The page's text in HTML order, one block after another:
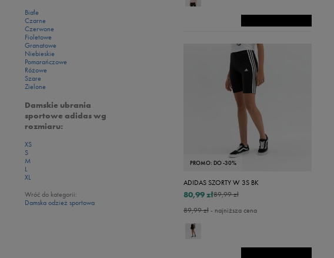
PROMO: DO -30%
ADIDAS SZORTY W 3S BK
89,99 zł
80,99 zł
89,99 zł- najniższa cena
Białe
Czarne
Czerwone
Fioletowe
Granatowe
Niebieskie
Pomarańczowe
Różowe
Szare
Zielone
Damskie ubrania
sportowe adidas wg
rozmiaru:
XS
S
M
L
XL
Wróć do kategorii:
Damska odzież sportowa